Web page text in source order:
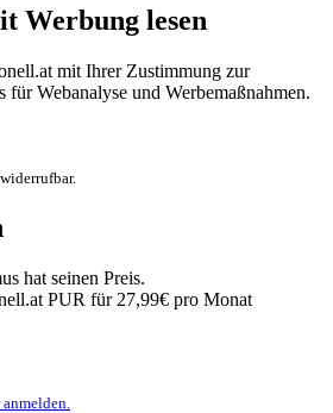
Werbung lesen
mit Ihrer Zustimmung zur
Webanalyse und Werbemaßnahmen.
hat seinen Preis.
PUR für 27,99€ pro Monat